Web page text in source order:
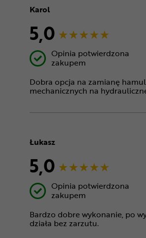
Karol
5,0
Opinia potwierdzona
zakupem
Dobra opcja na zamianę
mechanicznych na
Łukasz
5,0
Opinia potwierdzona
zakupem
Bardzo dobre wykonanie, po
działa bez zarzutu.